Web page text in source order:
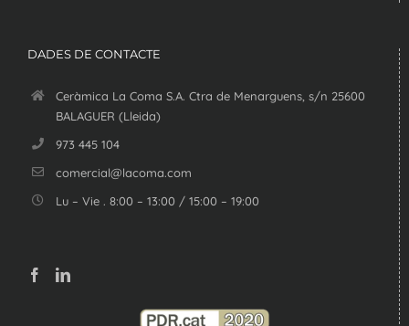
DADES DE CONTACTE
Ceràmica La Coma S.A. Ctra de Menarguens, s/n 25600
BALAGUER (Lleida)
973 445 104
comercial@lacoma.com
Lu – Vie . 8:00 – 13:00 / 15:00 – 19:00